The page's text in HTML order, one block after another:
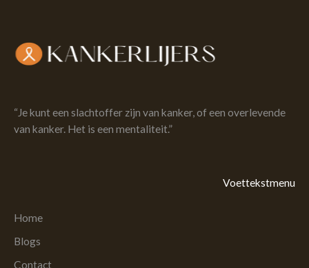
“Je kunt een slachtoffer zijn van kanker, of een overlevende
van kanker. Het is een mentaliteit.”
Voettekstmenu
Home
Blogs
Contact